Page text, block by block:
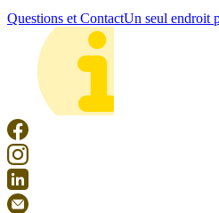
Questions et ContactUn seul endroit